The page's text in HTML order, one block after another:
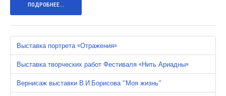
ПОДРОБНЕЕ...
Выставка портрета «Отражения»
Выставка творческих работ Фестиваля «Нить Ариадны»
Вернисаж выставки В.И.Борисова "Моя жизнь"